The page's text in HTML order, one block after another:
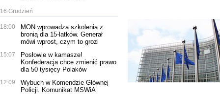
16 Grudzień
18:00
MON wprowadza szkolenia z
bronią dla 15-latków. Generał
mówi wprost, czym to grozi
15:07
Posłowie w kamasze!
Konfederacja chce zmienić prawo
dla 50 tysięcy Polaków
12:09
Wybuch w Komendzie Głównej
Policji. Komunikat MSWiA